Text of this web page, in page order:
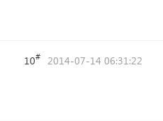
10# 2014-07-14 06:31:22